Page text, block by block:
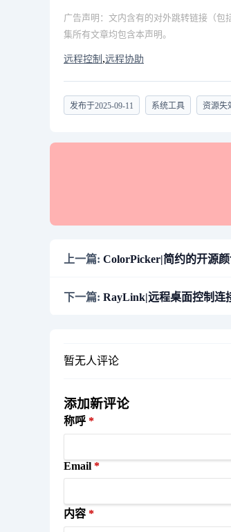
广告声明：文内含有的对外跳转链接（
集所有文章均包含本声明。
远程控制 ,远程协助
发布于2025-09-11 系统工具 资源失
上一篇: ColorPicker|简约的开源
下一篇: RayLink|远程桌面控制连
暂无人评论
添加新评论
称呼
Email
内容